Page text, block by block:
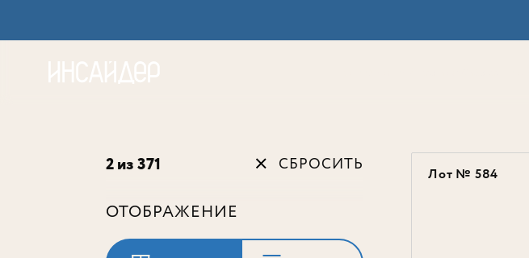
2 из 371 СБРОСИТЬ
ОТОБРАЖЕНИЕ
Лот № 584